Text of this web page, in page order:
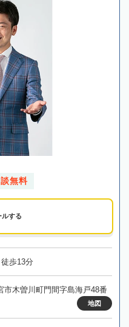
無料
ルする
歩13分
市木曽川町門間字島海戸48番
地図